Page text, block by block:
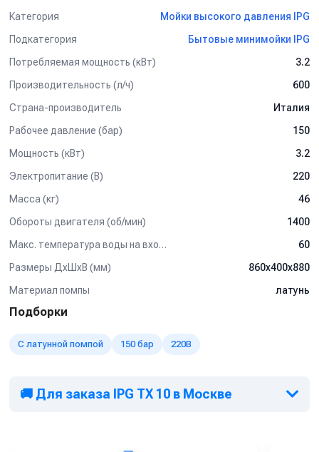
Категория
Мойки высокого давления IPG
Подкатегория
Бытовые минимойки IPG
Потребляемая мощность (кВт)
3.2
Производительность (л/ч)
600
Страна-производитель
Италия
Рабочее давление (бар)
150
Мощность (кВт)
3.2
Электропитание (В)
220
Масса (кг)
46
Обороты двигателя (об/мин)
1400
Макс. температура воды на входе (°C)
60
Размеры ДхШхВ (мм)
860х400х880
Материал помпы
латунь
Подборки
С латунной помпой 150 бар 220В
🚚 Для заказа IPG TX 10 в Москве